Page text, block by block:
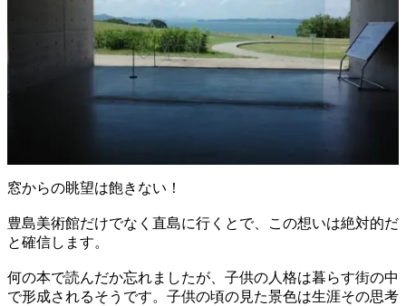
窓からの眺望は飽きない！
豊島美術館だけでなく直島に行くとで、この想いは絶対的だ
と確信します。
何の本で読んだか忘れましたが、子供の人格は暮らす街の中
で形成されるそうです。子供の頃の見た景色は生涯その思考